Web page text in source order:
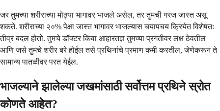
जर तुमच्या शरीराच्या मोठ्या भागावर भाजले असेल, तर तुमची गरज जास्त असू
शकते. शरीराच्या २०% पेक्षा जास्त भागावर भाजल्यास चयापचय क्रियेत विशेषतः
तीव्र बदल होतो. तुमचे डॉक्टर किंवा आहारतज्ञ तुमच्या प्रगतीवर लक्ष ठेवतील
आणि जसे तुमचे शरीर बरे होईल तसे प्रथिनांचे प्रमाण कमी करतील, जेणेकरून ते
सामान्य पातळीवर परत येईल.
भाजल्याने झालेल्या जखमांसाठी सर्वोत्तम प्रथिने स्रोत
कोणते आहेत?